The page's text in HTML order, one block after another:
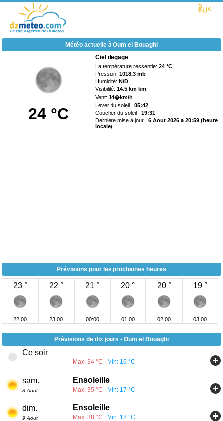
Météo actuelle à Oum el Bouaghi
24 °C
Ciel degage
La température ressentie:24 °C
Pression:1018.3 mb
Humidité:N/D
Visibilité:14.5 km km
Vent:14�km/h
Lever du soleil :05:42
Coucher du soleil :19:31
Dernière mise à jour :6 Aout 2026 a 20:59 (heure
locale)
Prévisions pour les prochaines heures
23 °
22:00
22 °
23:00
21 °
00:00
20 °
01:00
20 °
02:00
19 °
03:00
Prévisions de dix jours - Oum el Bouaghi
Ce soir
Max: 34 °C | Min: 16 °C
sam.
8 Aout
Ensoleille
Max: 35 °C | Min: 17 °C
dim.
9 Aout
Ensoleille
Max: 38 °C | Min: 18 °C